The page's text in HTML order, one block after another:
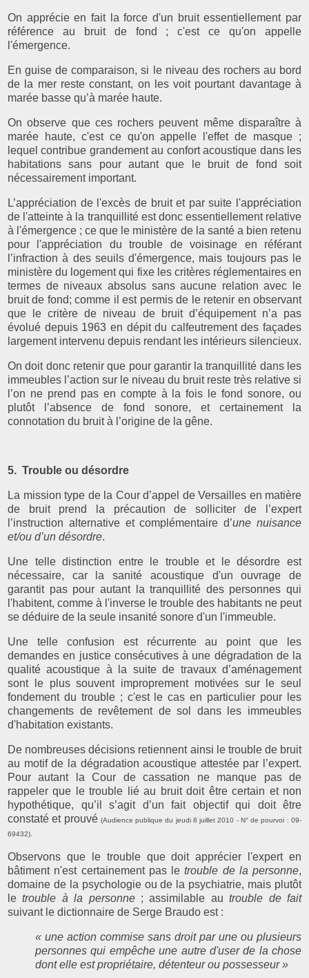
On apprécie en fait la force d'un bruit essentiellement par
référence au bruit de fond ; c'est ce qu'on appelle
l'émergence.
En guise de comparaison, si le niveau des rochers au bord
de la mer reste constant, on les voit pourtant davantage à
marée basse qu’à marée haute.
On observe que ces rochers peuvent même disparaître à
marée haute, c'est ce qu'on appelle l'effet de masque ;
lequel contribue grandement au confort acoustique dans les
habitations sans pour autant que le bruit de fond soit
nécessairement important.
L’appréciation de l'excès de bruit et par suite l'appréciation
de l'atteinte à la tranquillité est donc essentiellement relative
à l'émergence ; ce que le ministère de la santé a bien retenu
pour l'appréciation du trouble de voisinage en référant
l’infraction à des seuils d'émergence, mais toujours pas le
ministère du logement qui fixe les critères réglementaires en
termes de niveaux absolus sans aucune relation avec le
bruit de fond; comme il est permis de le retenir en observant
que le critère de niveau de bruit d’équipement n’a pas
évolué depuis 1963 en dépit du calfeutrement des façades
largement intervenu depuis rendant les intérieurs silencieux.
On doit donc retenir que pour garantir la tranquillité dans les
immeubles l’action sur le niveau du bruit reste très relative si
l’on ne prend pas en compte à la fois le fond sonore, ou
plutôt l’absence de fond sonore, et certainement la
connotation du bruit à l’origine de la gêne.
5. Trouble ou désordre
La mission type de la Cour d’appel de Versailles en matière
de bruit prend la précaution de solliciter de l’expert
l’instruction alternative et complémentaire d’une nuisance
et/ou d’un désordre.
Une telle distinction entre le trouble et le désordre est
nécessaire, car la sanité acoustique d'un ouvrage de
garantit pas pour autant la tranquillité des personnes qui
l'habitent, comme à l'inverse le trouble des habitants ne peut
se déduire de la seule insanité sonore d'un l'immeuble.
Une telle confusion est récurrente au point que les
demandes en justice consécutives à une dégradation de la
qualité acoustique à la suite de travaux d’aménagement
sont le plus souvent improprement motivéessur le seul
fondement du trouble ; c'est le cas en particulier pour les
changements de revêtement de sol dans les immeubles
d'habitation existants.
De nombreuses décisions retiennent ainsi le trouble de bruit
au motif de la dégradation acoustique attestée par l’expert.
Pour autant la Cour de cassation ne manque pas de
rappeler que le trouble lié au bruit doit être certain et non
hypothétique, qu’il s’agit d’un fait objectif qui doit être
constaté et prouvé (Audience publique du jeudi 8 juillet 2010 - N° de pourvoi : 09-
69432).
Observons que le trouble que doit apprécier l'expert en
bâtiment n'est certainement pas letrouble de la personne,
domaine de la psychologie ou de la psychiatrie, mais plutôt
letrouble à la personne; assimilable autrouble de fait
suivant le dictionnaire de Serge Braudo est :
« une action commise sans droit par une ou plusieurs
personnes qui empêche une autre d'user de la chose
dont elle est propriétaire, détenteur ou possesseur »